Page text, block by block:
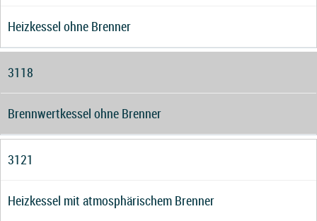
Heizkessel ohne Brenner
3118
Brennwertkessel ohne Brenner
3121
Heizkessel mit atmosphärischem Brenner